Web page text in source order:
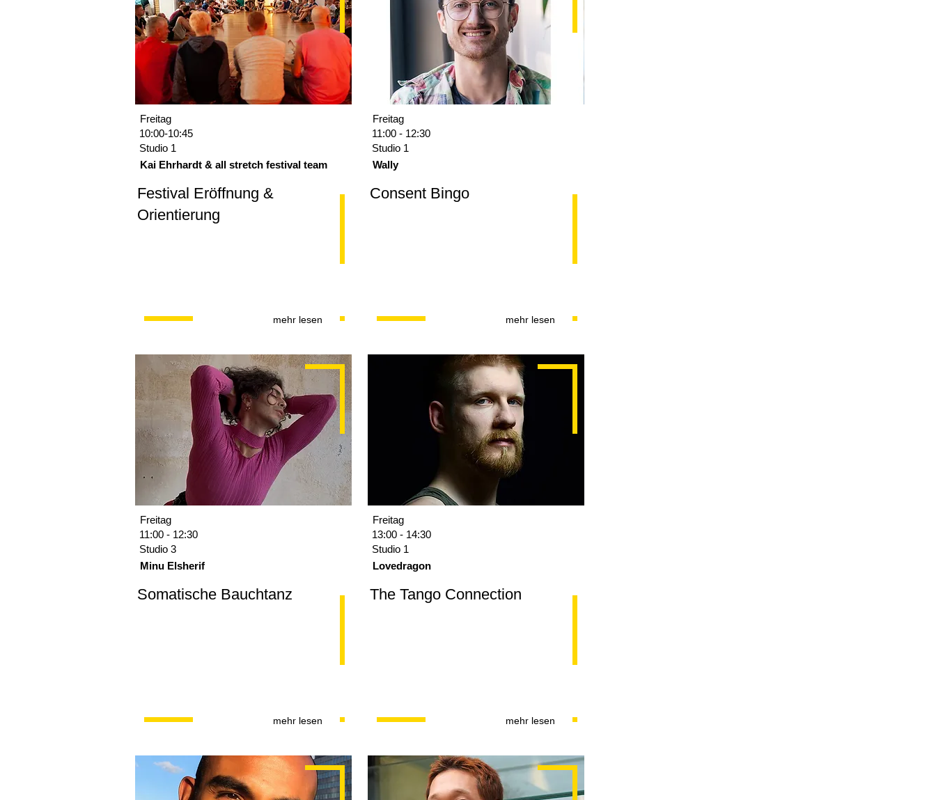
Freitag
10:00-10:45
Studio 1
Kai Ehrhardt & all stretch festival team
Festival Eröffnung &
Orientierung
mehr lesen
Freitag
11:00 - 12:30
Studio 3
Minu Elsherif
Somatische Bauchtanz
mehr lesen
Freitag
11:00 - 12:30
Studio 1
Wally
Consent Bingo
mehr lesen
Freitag
13:00 - 14:30
Studio 1
Lovedragon
The Tango Connection
mehr lesen